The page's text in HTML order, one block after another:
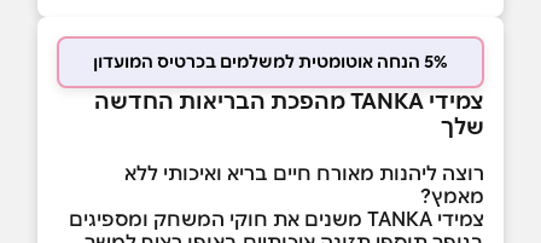
5% הנחה אוטומטית למשלמים בכרטיס המועדון
צמידי TANKA מהפכת הבריאות החדשה
שלך
רוצה ליהנות מאורח חיים בריא ואיכותי ללא
מאמץ?
צמידי TANKA משנים את חוקי המשחק ומספיגים